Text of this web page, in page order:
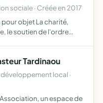
sociale · Créée en 2017
objet La charité,
le soutien de l'ordre
Tardinaou
développement local ·
un espace de